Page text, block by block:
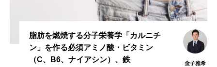
EPA α-リポ酸
αリポ酸 オメガ3・EPA
オメガ3・EPA・DHA カリウム カルシウム
脂肪を燃焼する分子栄養学「カルニチ
ン」を作る必須アミノ酸・ビタミン
（C、B6、ナイアシン）、鉄
金子雅希